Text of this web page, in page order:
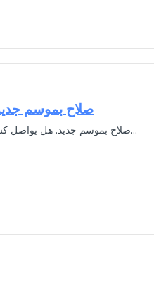
صلاح بموسم
liverpool صلاح بموسم جديد. هل يواصل كسر الأرقام؟ صلاح بموسم...